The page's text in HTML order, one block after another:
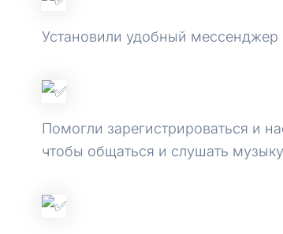
Установили удобный мессенджер
Помогли зарегистрироваться и
чтобы общаться и слушать